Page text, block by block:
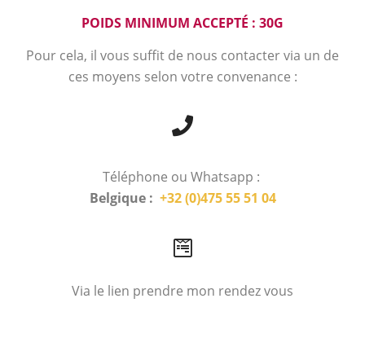
POIDS MINIMUM ACCEPTÉ : 30G
Pour cela, il vous suffit de nous contacter via un de
ces moyens selon votre convenance :
Téléphone ou Whatsapp :
Belgique : +32 (0)475 55 51 04
Via le lien prendre mon rendez vous